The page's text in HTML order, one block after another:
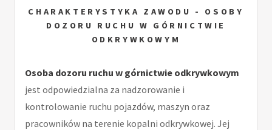
CHARAKTERYSTYKA ZAWODU - OSOBY
DOZORU RUCHU W GÓRNICTWIE
ODKRYWKOWYM
Osoba dozoru ruchu w górnictwie odkrywkowym
jest odpowiedzialna za nadzorowanie i
kontrolowanie ruchu pojazdów, maszyn oraz
pracowników na terenie kopalni odkrywkowej. Jej